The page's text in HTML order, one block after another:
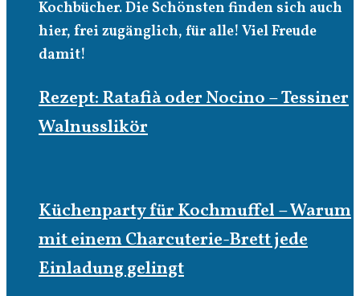
Kochbücher. Die Schönsten finden sich auch
hier, frei zugänglich, für alle! Viel Freude
damit!
Rezept: Ratafià oder Nocino – Tessiner
Walnusslikör
Küchenparty für Kochmuffel – Warum
mit einem Charcuterie-Brett jede
Einladung gelingt